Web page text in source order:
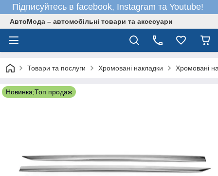
Підписуйтесь в facebook, Instagram та Youtube!
АвтоМода – автомобільні товари та аксесуари
Товари та послуги Хромовані накладки Хромовані
Новинка;Топ продаж